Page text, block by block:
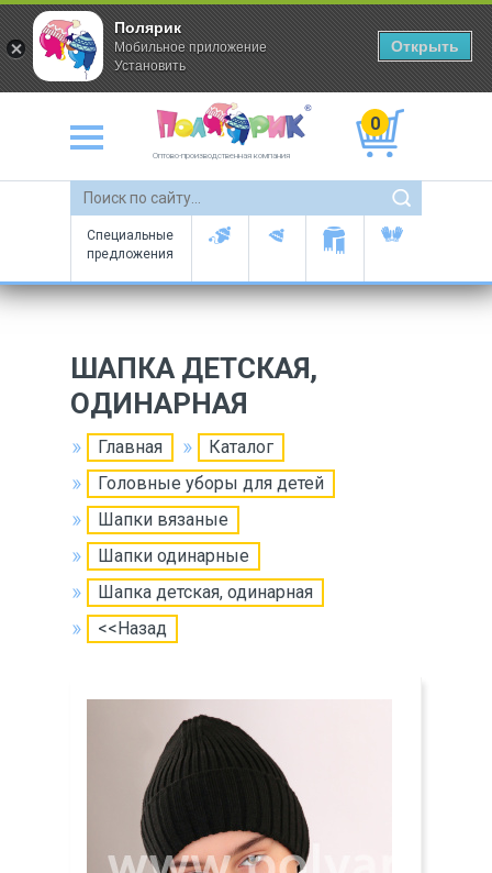
Оптово-производственная компания
0
Специальные
предложения
ШАПКА ДЕТСКАЯ,
ОДИНАРНАЯ
Главная
Каталог
Головные уборы для детей
Шапки вязаные
Шапки одинарные
Шапка детская, одинарная
<<Назад
Полярик
Мобильное приложение
Установить
Открыть